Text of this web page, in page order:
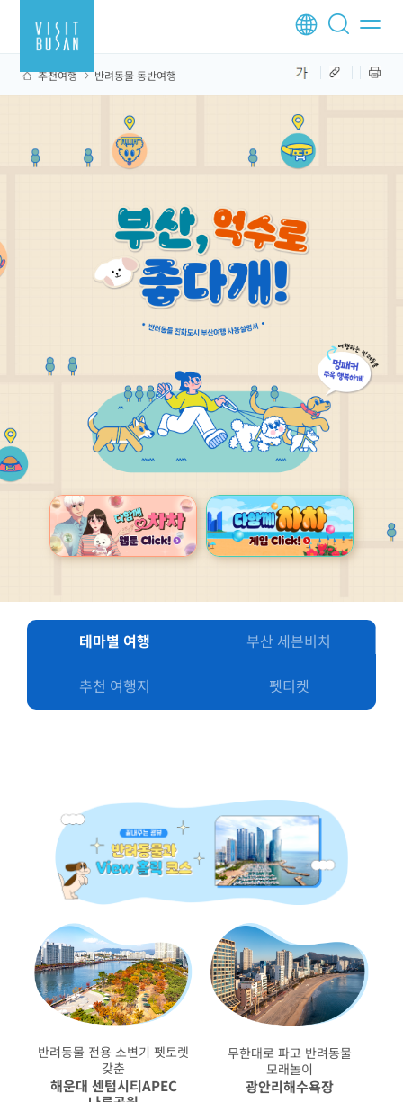
추천여행 반려동물 동반여행
테마별 여행 부산 세븐비치
추천 여행지 펫티켓
반려동물 전용 소변기 펫토렛
갖춘
해운대 센텀시티APEC
무한대로 파고 반려동물
모래놀이
광안리해수욕장